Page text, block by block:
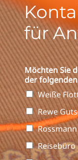
für
Möchten Sie
der
Weiße
Rewe